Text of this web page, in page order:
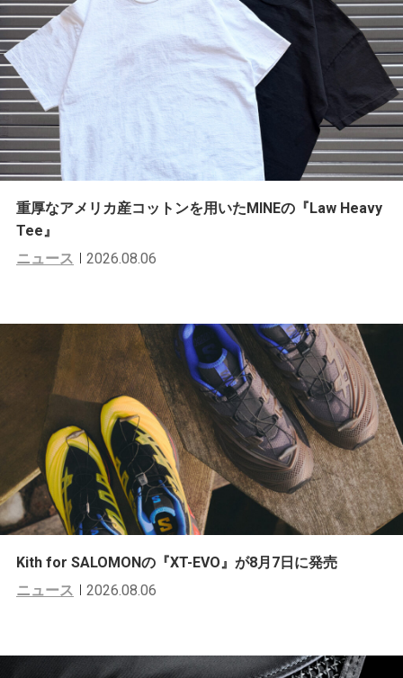
重厚なアメリカ産コットンを用いたMINEの『Law Heavy
Tee』
ニュース
2026.08.06
Kith for SALOMONの『XT-EVO』が8月7日に発売
ニュース
2026.08.06